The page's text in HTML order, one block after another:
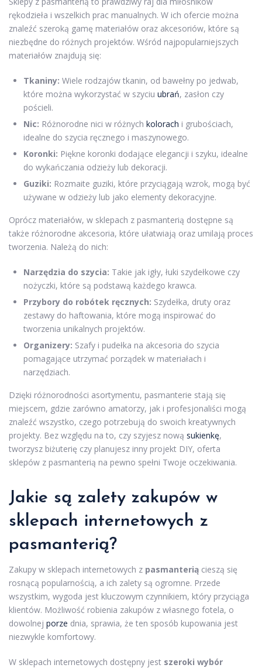
rękodzieła i wszelkich prac manualnych. W ich ofercie można
znaleźć szeroką gamę materiałów oraz akcesoriów, które są
niezbędne do różnych projektów. Wśród najpopularniejszych
materiałów znajdują się:
Tkaniny: Wiele rodzajów tkanin, od bawełny po jedwab,
które można wykorzystać w szyciu ubrań, zasłon czy
pościeli.
Nic: Różnorodne nici w różnych kolorach i grubościach,
idealne do szycia ręcznego i maszynowego.
Koronki: Piękne koronki dodające elegancji i szyku, idealne
do wykańczania odzieży lub dekoracji.
Guziki: Rozmaite guziki, które przyciągają wzrok, mogą być
używane w odzieży lub jako elementy dekoracyjne.
Oprócz materiałów, w sklepach z pasmanterią dostępne są
także różnorodne akcesoria, które ułatwiają oraz umilają proces
tworzenia. Należą do nich:
Narzędzia do szycia: Takie jak igły, łuki szydełkowe czy
nożyczki, które są podstawą każdego krawca.
Przybory do robótek ręcznych: Szydełka, druty oraz
zestawy do haftowania, które mogą inspirować do
tworzenia unikalnych projektów.
Organizery: Szafy i pudełka na akcesoria do szycia
pomagające utrzymać porządek w materiałach i
narzędziach.
Dzięki różnorodności asortymentu, pasmanterie stają się
miejscem, gdzie zarówno amatorzy, jak i profesjonaliści mogą
znaleźć wszystko, czego potrzebują do swoich kreatywnych
projekty. Bez względu na to, czy szyjesz nową sukienkę,
tworzysz biżuterię czy planujesz inny projekt DIY, oferta
sklepów z pasmanterią na pewno spełni Twoje oczekiwania.
Jakie są zalety zakupów w
sklepach internetowych z
pasmanterią?
Zakupy w sklepach internetowych z pasmanterią cieszą się
rosnącą popularnością, a ich zalety są ogromne. Przede
wszystkim, wygoda jest kluczowym czynnikiem, który przyciąga
klientów. Możliwość robienia zakupów z własnego fotela, o
dowolnej porze dnia, sprawia, że ten sposób kupowania jest
niezwykle komfortowy.
W sklepach internetowych dostępny jest szeroki wybór